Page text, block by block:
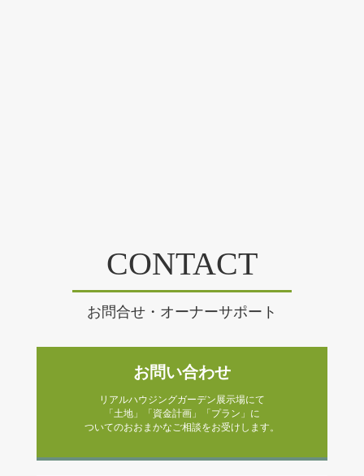
CONTACT
お問合せ・オーナーサポート
お問い合わせ
リアルハウジングガーデン展示場にて
「土地」「資金計画」「プラン」に
ついてのおおまかなご相談をお受けします。